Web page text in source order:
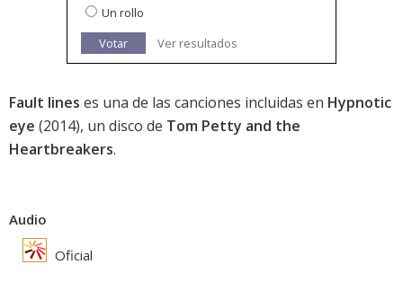
Un rollo
Votar
Ver resultados
Fault lines es una de las canciones incluidas en Hypnotic
eye (2014), un disco de Tom Petty and the
Heartbreakers.
Audio
Oficial